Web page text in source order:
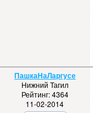
ПашкаНаЛаргусе
Нижний Тагил
Рейтинг: 4364
11-02-2014